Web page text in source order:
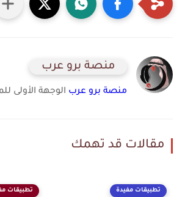
منصة برو عرب
منصة برو عرب الوجهة الأولى
مقالات قد تهمك
تطبيقات مفيدة تطبيقات